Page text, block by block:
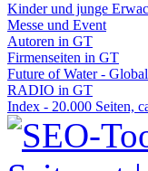
Kinder und junge
Messe und Event
Autoren in GT
Firmenseiten in GT
Future of Water -
RADIO in GT
Index - 20.000 Seiten,